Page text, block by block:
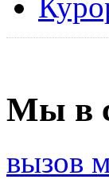
Мы в
вызов